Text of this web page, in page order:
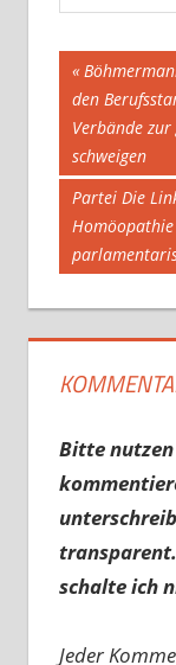
Vorheriger
Beitrag:
den
Verbände
schweigen
Nächster
Beitrag:
Partei Die
Bitte nutzen
schalte ich
Jeder